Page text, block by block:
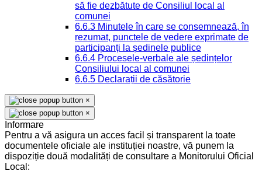
să fie dezbătute de Consiliul local al
comunei
6.6.3 Minutele în care se consemnează, în
rezumat, punctele de vedere exprimate de
participanți la ședinele publice
6.6.4 Procesele-verbale ale ședințelor
Consiliului local al comunei
6.6.5 Declarații de căsătorie
×
×
Informare
Pentru a vă asigura un acces facil și transparent la toate
documentele oficiale ale instituției noastre, vă punem la
dispoziție două modalități de consultare a Monitorului Oficial
Local: